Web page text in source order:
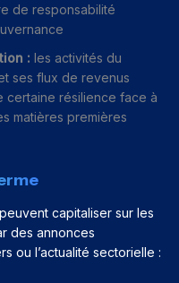
de responsabilité
: les activités du
ses flux de revenus
certaine résilience face à
matières premières
capitaliser sur les
des annonces
ou l’actualité sectorielle :